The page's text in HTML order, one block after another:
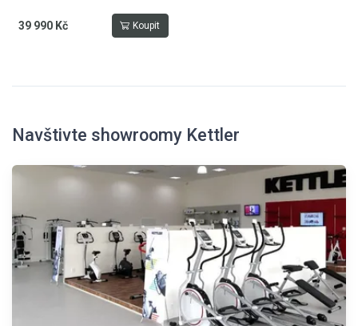
39 990 Kč Koupit
Navštivte showroomy Kettler